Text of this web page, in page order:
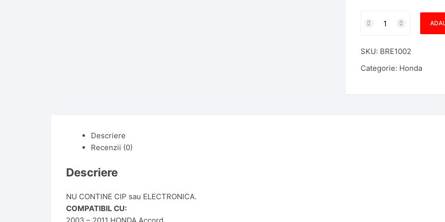
Carcasa
Honda
Accord
SKU: BRE1002
Categorie: Honda
Descriere
Recenzii (0)
Descriere
NU CONTINE CIP sau ELECTRONICA.
COMPATIBIL CU:
2003 – 2011 HONDA Accord